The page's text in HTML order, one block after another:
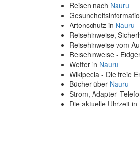
Reisen nach Nauru
Artenschutz in Nauru
Reisehinweise,
Reisehinweise vom
Reisehinweise -
Wetter in Nauru
Wikipedia - Die freie
Bücher über Nauru
Strom, Adapter,
Die aktuelle Uhrzeit in